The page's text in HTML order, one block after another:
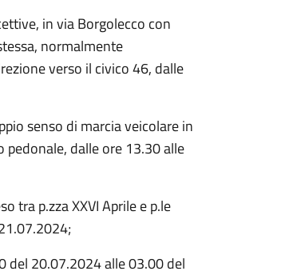
in via Borgolecco con
normalmente
verso il civico 46, dalle
senso di marcia veicolare in
dalle ore 13.30 alle
tra p.zza XXVI Aprile e p.le
del 20.07.2024 alle 03.00 del